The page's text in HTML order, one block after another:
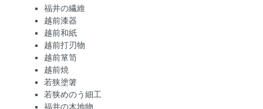
福井の繊維
越前漆器
越前和紙
越前打刃物
越前箪笥
越前焼
若狭塗箸
若狭めのう細工
福井の木地物